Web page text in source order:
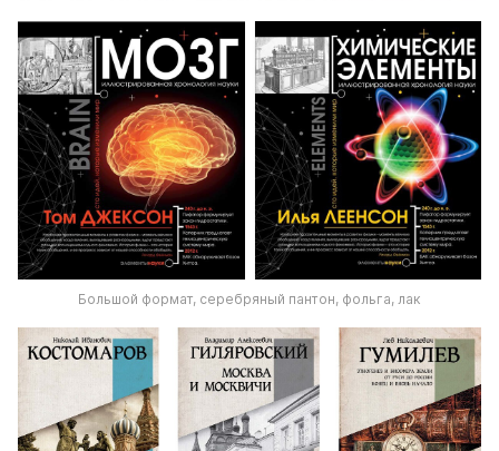
Большой формат, серебряный пантон, фольга, лак